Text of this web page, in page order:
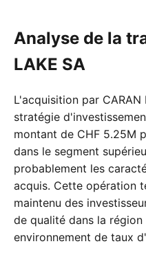
Analyse de la
LAKE SA
L'acquisition par
stratégie
montant de CHF 5.25M
dans le segment
probablement les
acquis. Cette opération
maintenu des
de qualité dans la
environnement de taux